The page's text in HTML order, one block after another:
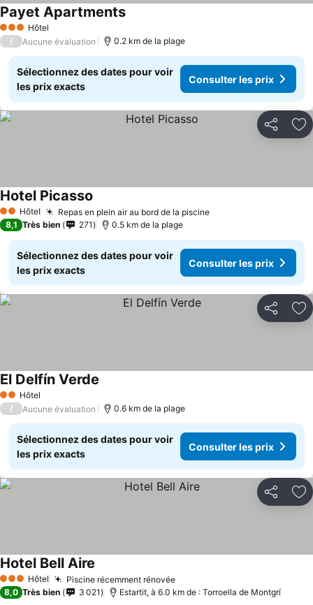
3 ÉtoilesHôtel
Payet Apartments
/ Aucune évaluation 0.2 km de la plage
Sélectionnez des dates pour voir
les prix exacts
Consulter les prix
Partager
2 Étoiles
Hôtel Repas en plein air au bord de la piscine
Hotel Picasso
8,1 Très bien 271 0.5 km de la plage
Sélectionnez des dates pour voir
les prix exacts
Consulter les prix
Partager
2 Étoiles
Hôtel
El Delfín Verde
/ Aucune évaluation 0.6 km de la plage
Sélectionnez des dates pour voir
les prix exacts
Consulter les prix
Partager
3 ÉtoilesHôtel Piscine récemment rénovée
Hotel Bell Aire
8,0 Très bien 3 021 Estartit, à 6.0 km de : Torroella de Montgrí